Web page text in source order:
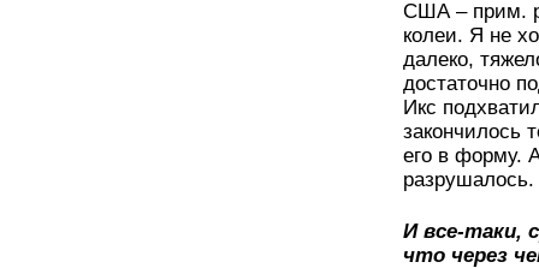
США – прим.
колеи. Я не
далеко,
достаточно
Икс
закончилось
его в форму.
разрушалось.
И все-таки,
что через